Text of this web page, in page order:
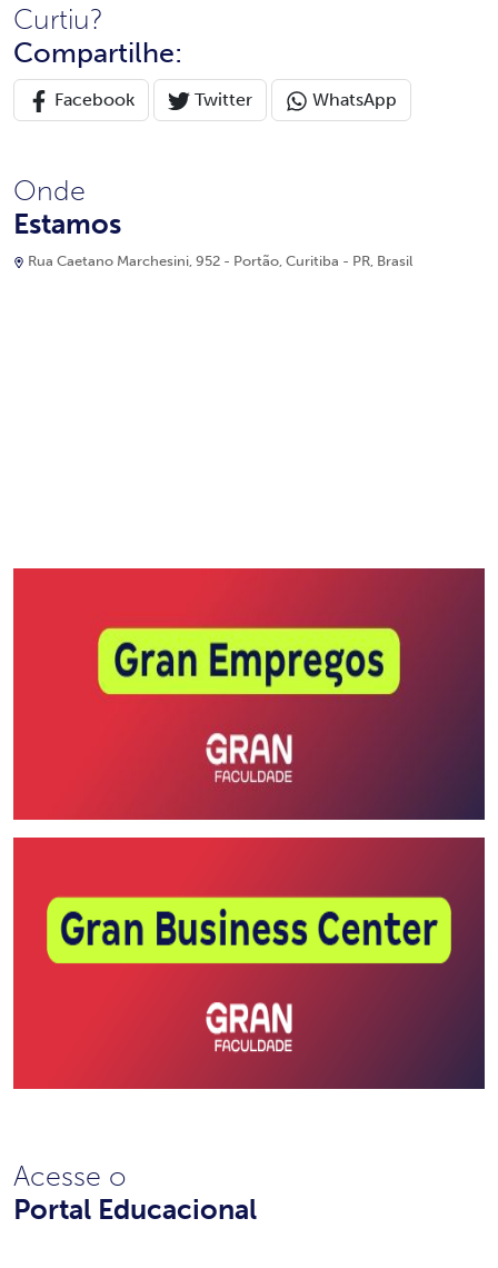
Curtiu?
Compartilhe:
Facebook Twitter WhatsApp
Onde
Estamos
Rua Caetano Marchesini, 952 - Portão, Curitiba - PR, Brasil
Acesse o
Portal Educacional